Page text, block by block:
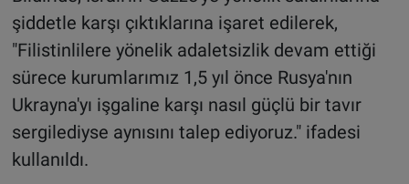
şiddetle karşı çıktıklarına işaret edilerek,
"Filistinlilere yönelik adaletsizlik devam ettiği
sürece kurumlarımız 1,5 yıl önce Rusya'nın
Ukrayna'yı işgaline karşı nasıl güçlü bir tavır
sergilediyse aynısını talep ediyoruz." ifadesi
kullanıldı.